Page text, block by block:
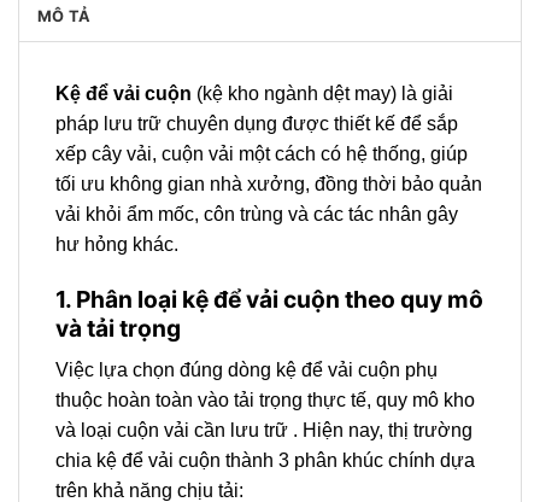
MÔ TẢ
Kệ để vải cuộn (kệ kho ngành dệt may) là giải
pháp lưu trữ chuyên dụng được thiết kế để sắp
xếp cây vải, cuộn vải một cách có hệ thống, giúp
tối ưu không gian nhà xưởng, đồng thời bảo quản
vải khỏi ẩm mốc, côn trùng và các tác nhân gây
hư hỏng khác.
1. Phân loại kệ để vải cuộn theo quy mô
và tải trọng
Việc lựa chọn đúng dòng kệ để vải cuộn phụ
thuộc hoàn toàn vào tải trọng thực tế, quy mô kho
và loại cuộn vải cần lưu trữ . Hiện nay, thị trường
chia kệ để vải cuộn thành 3 phân khúc chính dựa
trên khả năng chịu tải: